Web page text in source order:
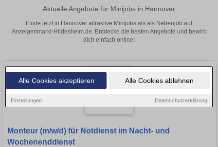
Alle Cookies akzeptieren Alle Cookies ablehnen
Einstellungen Datenschutzerklärung
Aktuelle Angebote für Minijobs in Hannover
Finde jetzt in Hannover attraktive Minijobs als als Nebenjob auf
Anzeigenmarkt-Hildesheim.de. Entdecke die besten Angebote und bewirb
dich einfach online!
Monteur (m/w/d) für Notdienst im Nacht- und
Wochenenddienst